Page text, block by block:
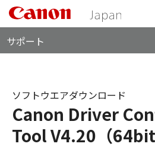
サポート
Canon Driver
Tool V4.20（64bit
ソフトウエアダウンロード